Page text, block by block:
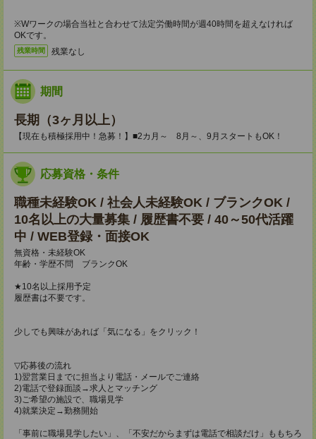
※Wワークの場合当社と合わせて法定労働時間が週40時間を超えなければ
OKです。
残業時間 残業なし
期間
長期（3ヶ月以上）
【現在も積極採用中！急募！】■2カ月～ 8月～、9月スタートもOK！
応募資格・条件
職種未経験OK / 社会人未経験OK / ブランクOK /
10名以上の大量募集 / 履歴書不要 / 40～50代活躍
中 / WEB登録・面接OK
無資格・未経験OK
年齢・学歴不問 ブランクOK
★10名以上採用予定
履歴書は不要です。
少しでも興味があれば「気になる」をクリック！
▽応募後の流れ
1)翌営業日までに担当より電話・メールでご連絡
2)電話で登録面談→求人とマッチング
3)ご希望の施設で、職場見学
4)就業決定→勤務開始
「事前に職場見学したい」、「不安だからまずは電話で相談だけ」ももちろ